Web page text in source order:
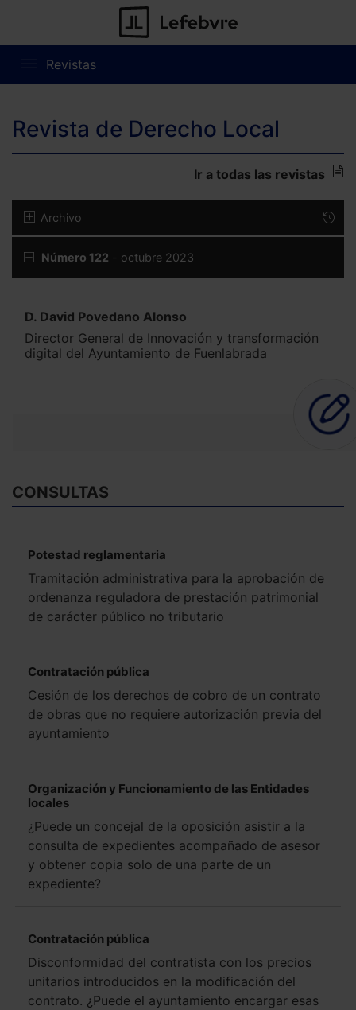
Revistas
Revista de Derecho Local
Ir a todas las revistas
Archivo
Número 122 - octubre 2023
D. David Povedano Alonso
Director General de Innovación y transformación
digital del Ayuntamiento de Fuenlabrada
CONSULTAS
Potestad reglamentaria
Tramitación administrativa para la aprobación de
ordenanza reguladora de prestación patrimonial
de carácter público no tributario
Contratación pública
Cesión de los derechos de cobro de un contrato
de obras que no requiere autorización previa del
ayuntamiento
Organización y Funcionamiento de las Entidades
locales
¿Puede un concejal de la oposición asistir a la
consulta de expedientes acompañado de asesor
y obtener copia solo de una parte de un
expediente?
Contratación pública
Disconformidad del contratista con los precios
unitarios introducidos en la modificación del
contrato. ¿Puede el ayuntamiento encargar esas